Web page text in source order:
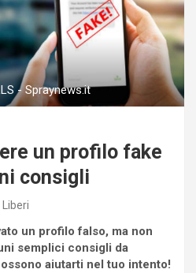
- Spraynews.it
un profilo fake
consigli
Liberi
un profilo falso, ma non
semplici consigli da
aiutarti nel tuo intento!